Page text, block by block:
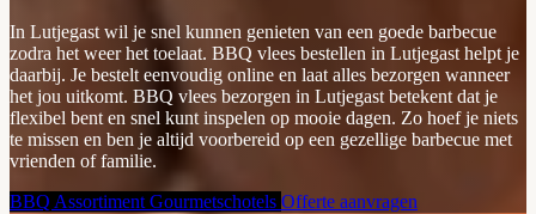
In Lutjegast wil je snel kunnen genieten van een goede barbecue
zodra het weer het toelaat. BBQ vlees bestellen in Lutjegast helpt je
daarbij. Je bestelt eenvoudig online en laat alles bezorgen wanneer
het jou uitkomt. BBQ vlees bezorgen in Lutjegast betekent dat je
flexibel bent en snel kunt inspelen op mooie dagen. Zo hoef je niets
te missen en ben je altijd voorbereid op een gezellige barbecue met
vrienden of familie.
BBQ Assortiment Gourmetschotels Offerte aanvragen